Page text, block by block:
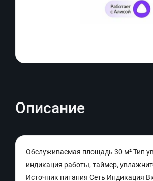
Описание
Обслуживаемая площадь 30 м² Тип
индикация работы, таймер,
Источник питания Сеть Индикация